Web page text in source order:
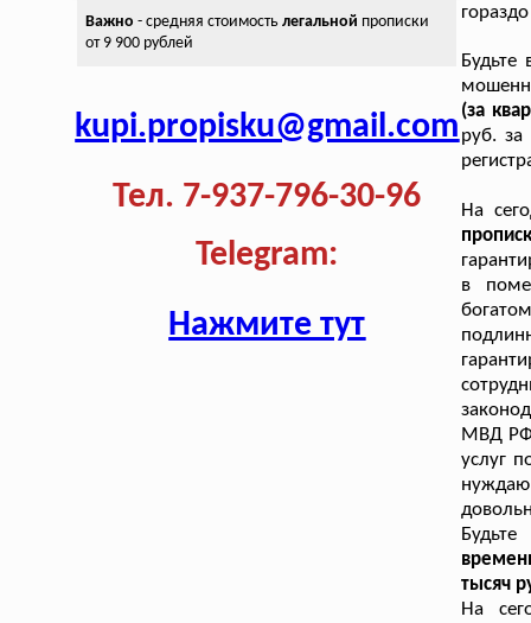
Важно - средняя стоимость легальной прописки
от 9 900 рублей
kupi.propisku@gmail.com
Тел. 7-937-796-30-96
Telegram:
Нажмите тут
Будьте
(за
руб. за
На
в
МВД РФ.
услуг
тысяч
На